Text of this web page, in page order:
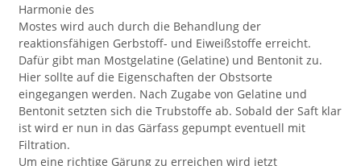
Harmonie des
Mostes wird auch durch die Behandlung der
reaktionsfähigen Gerbstoff- und Eiweißstoffe erreicht.
Dafür gibt man Mostgelatine (Gelatine) und Bentonit zu.
Hier sollte auf die Eigenschaften der Obstsorte
eingegangen werden. Nach Zugabe von Gelatine und
Bentonit setzten sich die Trubstoffe ab. Sobald der Saft klar
ist wird er nun in das Gärfass gepumpt eventuell mit
Filtration.
Um eine richtige Gärung zu erreichen wird jetzt